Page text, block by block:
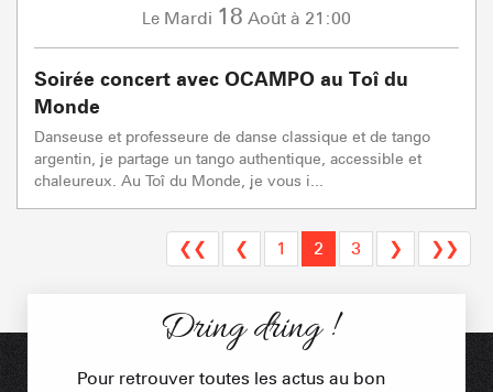
Le Mardi 18 Août à 21:00
Soirée concert avec OCAMPO au Toî du
Monde
Danseuse et professeure de danse classique et de tango
argentin, je partage un tango authentique, accessible et
chaleureux. Au Toî du Monde, je vous i...
❮❮ ❮ 1 2 3 ❯ ❯❯
Dring dring !
Pour retrouver toutes les actus au bon